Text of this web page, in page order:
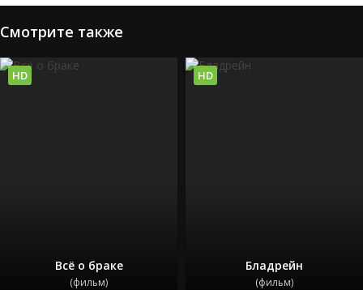
Смотрите также
Всё о браке
(фильм)
HD
Бладрейн
(фильм)
HD